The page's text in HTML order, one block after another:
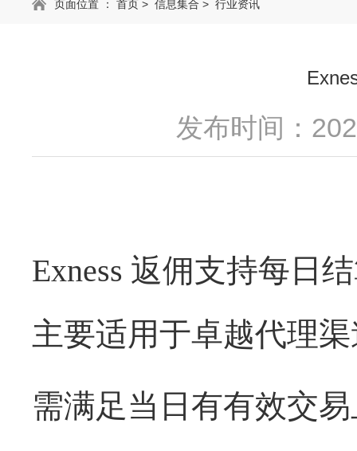
页面位置 ： 首页 > 信息集合 > 行业资讯
发布时间：
Exness 返佣支持每日
主要适用于卓越代理
需满足当日有有效交